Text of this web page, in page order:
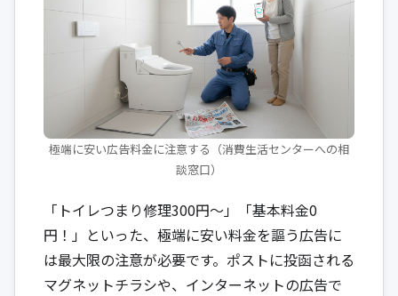
極端に安い広告料金に注意する（消費生活センターへの相
談窓口）
「トイレつまり修理300円～」「基本料金0
円！」といった、極端に安い料金を謳う広告に
は最大限の注意が必要です。ポストに投函される
マグネットチラシや、インターネットの広告で